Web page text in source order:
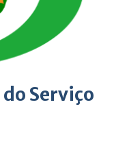
Serviço